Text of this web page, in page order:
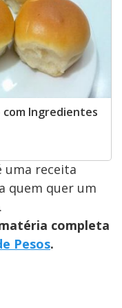
com Ingredientes
uma receita
quem quer um
completa
Pesos.